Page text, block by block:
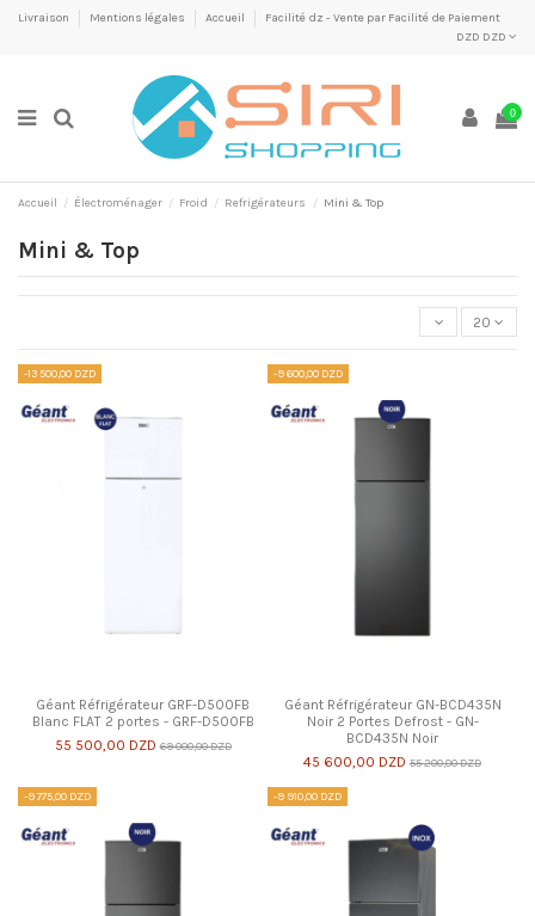
Livraison Mentions légales Accueil
Facilité dz - Vente par Facilité de Paiement
DZD DZD
0
Accueil Électroménager Froid Refrigérateurs Mini & Top
Mini & Top
20
-13 500,00 DZD
Géant Réfrigérateur GRF-D500FB
Blanc FLAT 2 portes - GRF-D500FB
55 500,00 DZD 69 000,00 DZD
-9 600,00 DZD
Géant Réfrigérateur GN-BCD435N
Noir 2 Portes Defrost - GN-
BCD435N Noir
45 600,00 DZD 55 200,00 DZD
-9 775,00 DZD -9 910,00 DZD